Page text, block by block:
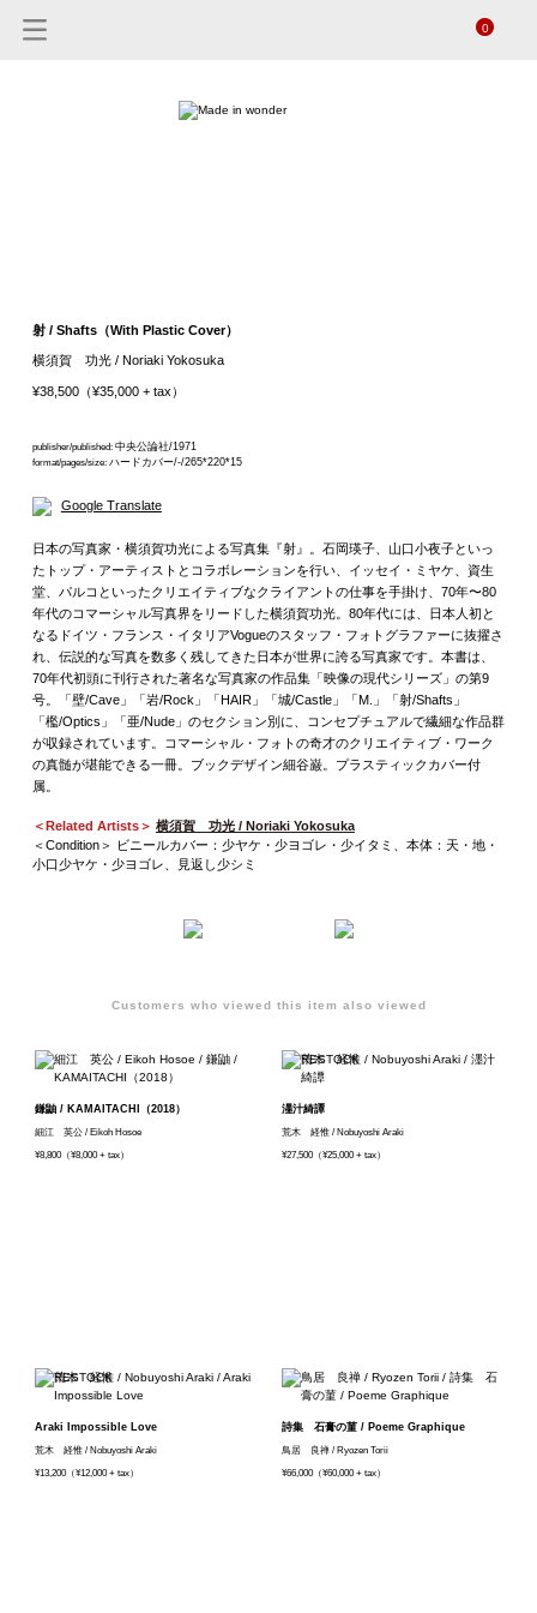
0
射 / Shafts（With Plastic Cover）
横須賀 功光 / Noriaki Yokosuka
¥38,500（¥35,000 + tax）
publisher/published: 中央公論社/1971
format/pages/size: ハードカバー/-/265*220*15
Google Translate
日本の写真家・横須賀功光による写真集『射』。石岡瑛子、山口小夜子といっ
たトップ・アーティストとコラボレーションを行い、イッセイ・ミヤケ、資生
堂、パルコといったクリエイティブなクライアントの仕事を手掛け、70年〜80
年代のコマーシャル写真界をリードした横須賀功光。80年代には、日本人初と
なるドイツ・フランス・イタリアVogueのスタッフ・フォトグラファーに抜擢さ
れ、伝説的な写真を数多く残してきた日本が世界に誇る写真家です。本書は、
70年代初頭に刊行された著名な写真家の作品集「映像の現代シリーズ」の第9
号。「壁/Cave」「岩/Rock」「HAIR」「城/Castle」「M.」「射/Shafts」
「檻/Optics」「亜/Nude」のセクション別に、コンセプチュアルで繊細な作品群
が収録されています。コマーシャル・フォトの奇才のクリエイティブ・ワーク
の真髄が堪能できる一冊。ブックデザイン細谷巌。プラスティックカバー付
属。
＜Related Artists＞ 横須賀 功光 / Noriaki Yokosuka
＜Condition＞ ビニールカバー：少ヤケ・少ヨゴレ・少イタミ、本体：天・地・
小口少ヤケ・少ヨゴレ、見返し少シミ
Customers who viewed this item also viewed
鎌鼬 / KAMAITACHI（2018）
細江 英公 / Eikoh Hosoe
¥8,800（¥8,000 + tax）
濹汁綺譚
荒木 経惟 / Nobuyoshi Araki
¥27,500（¥25,000 + tax）
Araki Impossible Love
荒木 経惟 / Nobuyoshi Araki
¥13,200（¥12,000 + tax）
詩集 石膏の菫 / Poeme Graphique
鳥居 良禅 / Ryozen Torii
¥66,000（¥60,000 + tax）